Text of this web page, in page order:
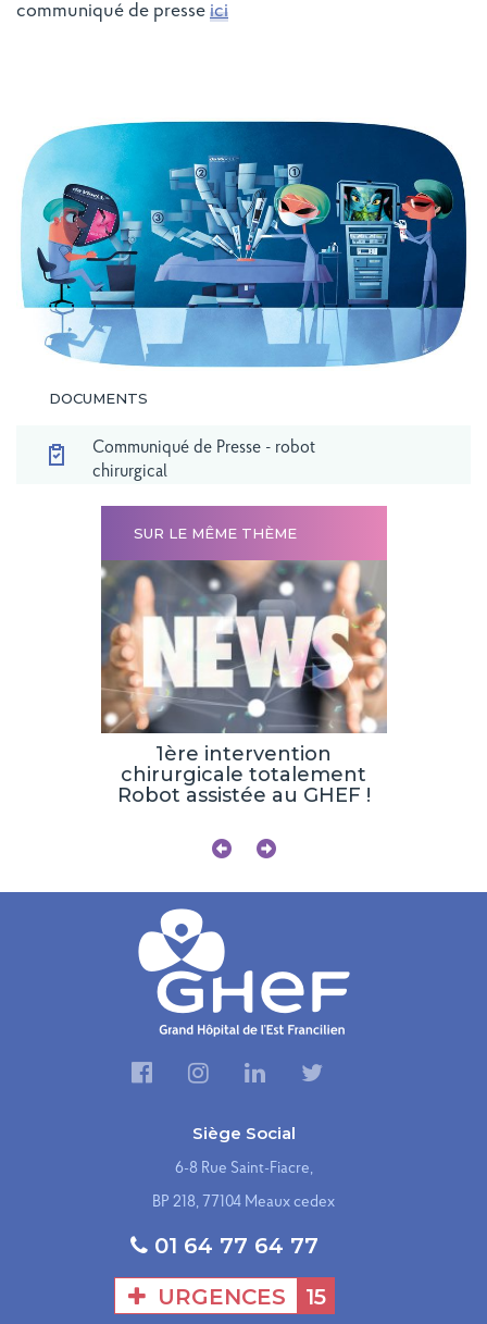
communiqué de presse ici
DOCUMENTS
Communiqué de Presse - robot
chirurgical
SUR LE MÊME THÈME
1ère intervention
chirurgicale totalement
Robot assistée au GHEF !
Siège Social
6-8 Rue Saint-Fiacre,
BP 218, 77104 Meaux cedex
01 64 77 64 77
URGENCES
15